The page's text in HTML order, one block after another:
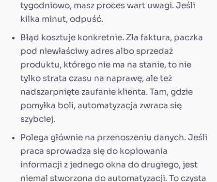
tygodniowo, masz proces wart uwagi. Jeśli
kilka minut, odpuść.
Błąd kosztuje konkretnie. Zła faktura, paczka
pod niewłaściwy adres albo sprzedaż
produktu, którego nie ma na stanie, to nie
tylko strata czasu na naprawę, ale też
nadszarpnięte zaufanie klienta. Tam, gdzie
pomyłka boli, automatyzacja zwraca się
szybciej.
Polega głównie na przenoszeniu danych. Jeśli
praca sprowadza się do kopiowania
informacji z jednego okna do drugiego, jest
niemal stworzona do automatyzacji. To czysta